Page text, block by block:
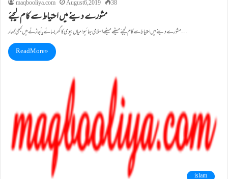
maqbooliya.com
August 6, 2019 38
مشورے دینے میں احتیاط سے کام لیجئے
مشورے دینے میں احتیاط سے کام لیجئے میٹھے میٹھے اسلامی بھائیو!میاں بیوی کا گھر بسانے یا اُجاڑنے میں کبھی کبھار…
Read More »
islam